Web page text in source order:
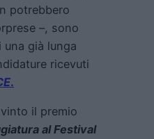
potrebbero
–, sono
una già lunga
ricevuti
.
il premio
al Festival